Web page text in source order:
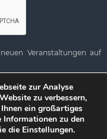
Veranstaltungen auf
España
zur Analyse
zu verbessern,
ein großartiges
Informationen zu den
die Einstellungen.